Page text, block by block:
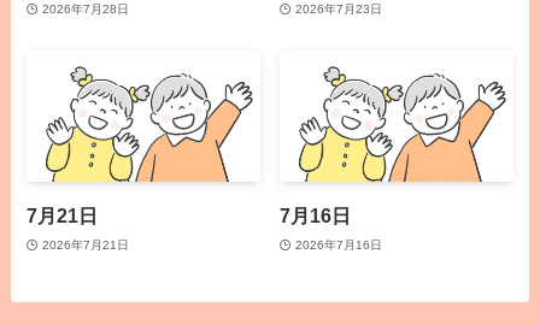
2026年7月28日 2026年7月23日
7月21日
2026年7月21日
7月16日
2026年7月16日